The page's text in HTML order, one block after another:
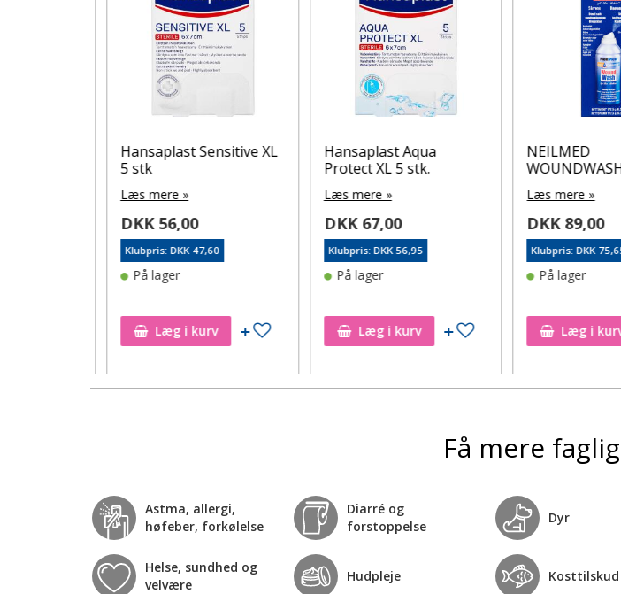
Hansaplast Sensitive XL
5 stk
Læs mere »
DKK 56,00
Klubpris: DKK 47,60
På lager
Læg i kurv Tilføj til ønskeseddel
Hansaplast Aqua
Protect XL 5 stk.
Læs mere »
DKK 67,00
Klubpris: DKK 56,95
På lager
Læg i kurv Tilføj til ønskeseddel
NEILMED
WOUNDWASH
Læs mere »
DKK 89,00
Klubpris: DKK 75,65
På lager
Læg i kurv
Få mere
Astma, allergi,
høfeber, forkølelse
Diarré og
forstoppelse
Dyr
Helse, sundhed og
velvære
Hudpleje Kosttilskud